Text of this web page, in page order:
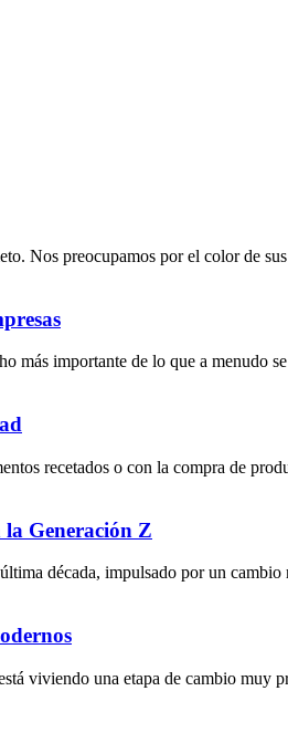
Nos preocupamos por el color de
más importante de lo que a menudo
recetados o con la compra de
la Generación Z
década, impulsado por un
viviendo una etapa de cambio muy